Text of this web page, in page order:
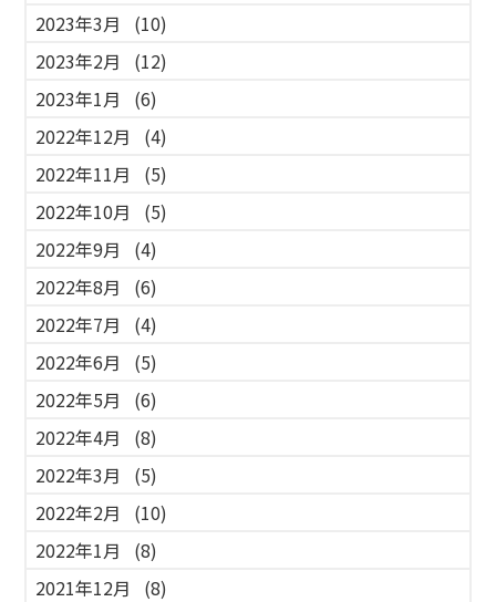
2023年3月
(10)
2023年2月
(12)
2023年1月
(6)
2022年12月
(4)
2022年11月
(5)
2022年10月
(5)
2022年9月
(4)
2022年8月
(6)
2022年7月
(4)
2022年6月
(5)
2022年5月
(6)
2022年4月
(8)
2022年3月
(5)
2022年2月
(10)
2022年1月
(8)
2021年12月
(8)